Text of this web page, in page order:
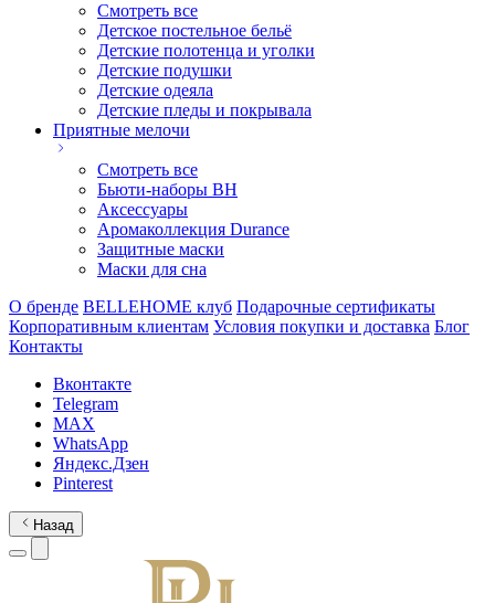
Смотреть все
Детское постельное бельё
Детские полотенца и уголки
Детские подушки
Детские одеяла
Детские пледы и покрывала
Приятные мелочи
Смотреть все
Бьюти-наборы ВН
Аксессуары
Аромаколлекция Durance
Защитные маски
Маски для сна
О бренде BELLEHOME клуб Подарочные сертификаты
Корпоративным клиентам Условия покупки и доставка Блог
Контакты
Вконтакте
Telegram
MAX
WhatsApp
Яндекс.Дзен
Pinterest
Назад